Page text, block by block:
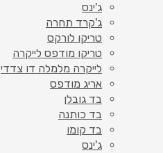
ג'ינס
ג'קרד תחרה
טריקו לורקס
טריקו מודפס לייקרה
לייקרה מלמלה דו צדדי
אריג מודפס
בד גובלן
בד כותנה
בד קומו
ג'ינס